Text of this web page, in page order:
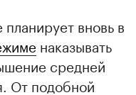
вновь в
наказывать
средней
От подобной